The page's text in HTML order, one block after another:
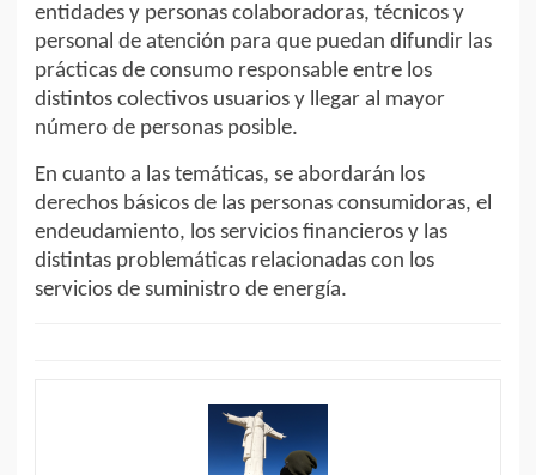
entidades y personas colaboradoras, técnicos y
personal de atención para que puedan difundir las
prácticas de consumo responsable entre los
distintos colectivos usuarios y llegar al mayor
número de personas posible.
En cuanto a las temáticas, se abordarán los
derechos básicos de las personas consumidoras, el
endeudamiento, los servicios financieros y las
distintas problemáticas relacionadas con los
servicios de suministro de energía.